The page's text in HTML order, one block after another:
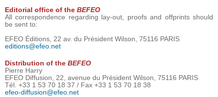
Editorial office of the BEFEO
All correspondence regarding lay-out, proofs and offprints should
be sent to:
EFEO Éditions, 22 av. du Président Wilson, 75116 PARIS
editions@efeo.net
Distribution of the BEFEO
Pierre Harry
EFEO Diffusion, 22, avenue du Président Wilson, 75116 PARIS
Tél. +33 1 53 70 18 37 / Fax +33 1 53 70 18 38
efeo-diffusion@efeo.net